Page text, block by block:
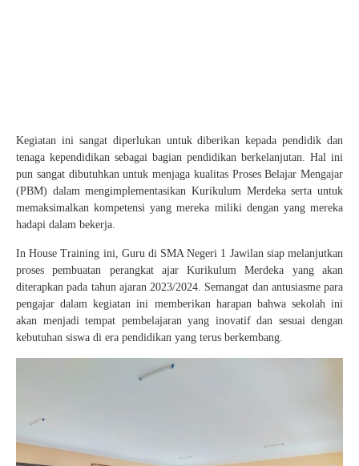
Kegiatan ini sangat diperlukan untuk diberikan kepada pendidik dan
tenaga kependidikan sebagai bagian pendidikan berkelanjutan. Hal ini
pun sangat dibutuhkan untuk menjaga kualitas Proses Belajar Mengajar
(PBM) dalam mengimplementasikan Kurikulum Merdeka serta untuk
memaksimalkan kompetensi yang mereka miliki dengan yang mereka
hadapi dalam bekerja.
In House Training ini, Guru di SMA Negeri 1 Jawilan siap melanjutkan
proses pembuatan perangkat ajar Kurikulum Merdeka yang akan
diterapkan pada tahun ajaran 2023/2024. Semangat dan antusiasme para
pengajar dalam kegiatan ini memberikan harapan bahwa sekolah ini
akan menjadi tempat pembelajaran yang inovatif dan sesuai dengan
kebutuhan siswa di era pendidikan yang terus berkembang.